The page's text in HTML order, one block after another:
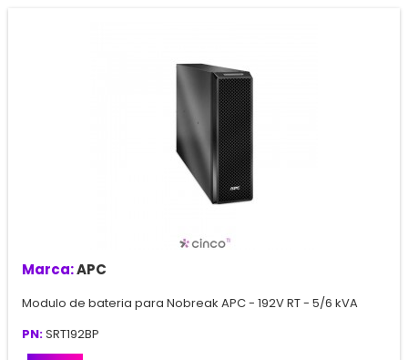
Marca:APC
Modulo de bateria para Nobreak APC - 192V RT - 5/6 kVA
PN:SRT192BP